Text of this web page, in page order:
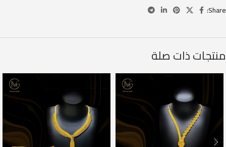
Share:
منتجات ذات صلة